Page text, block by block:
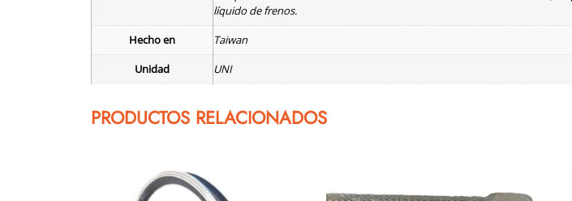
líquido de frenos.
Hecho en
Taiwan
Unidad
UNI
PRODUCTOS RELACIONADOS